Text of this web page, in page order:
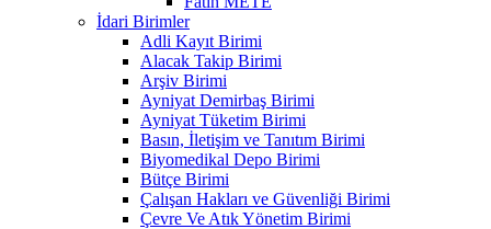
İdari Birimler
Adli Kayıt Birimi
Alacak Takip Birimi
Arşiv Birimi
Ayniyat Demirbaş Birimi
Ayniyat Tüketim Birimi
Basın, İletişim ve Tanıtım Birimi
Biyomedikal Depo Birimi
Bütçe Birimi
Çalışan Hakları ve Güvenliği Birimi
Çevre Ve Atık Yönetim Birimi